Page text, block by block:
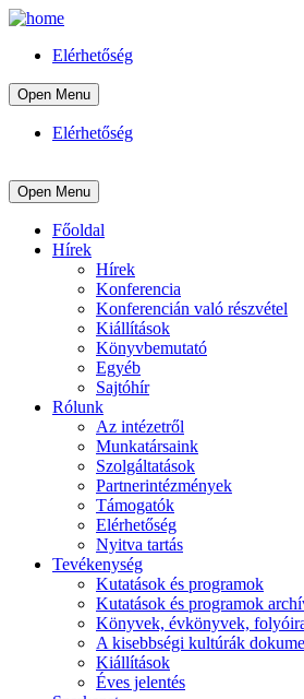
Elérhetőség
Open Menu
Elérhetőség
Open Menu
Főoldal
Hírek
Hírek
Konferencia
Konferencián való részvétel
Kiállítások
Könyvbemutató
Egyéb
Sajtóhír
Rólunk
Az intézetről
Munkatársaink
Szolgáltatások
Partnerintézmények
Támogatók
Elérhetőség
Nyitva tartás
Tevékenység
Kutatások és programok
Kutatások és programok
Könyvek, évkönyvek,
A kisebbségi kultúrák
Kiállítások
Éves jelentés